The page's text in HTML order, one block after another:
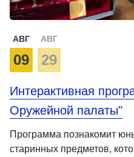
АВГ
09
АВГ
29
Интерактивная
Оружейной палаты"
Программа познакомит
старинных предметов,